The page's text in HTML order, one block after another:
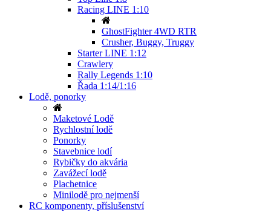
Racing LINE 1:10
GhostFighter 4WD RTR
Crusher, Buggy, Truggy
Starter LINE 1:12
Crawlery
Rally Legends 1:10
Řada 1:14/1:16
Lodě, ponorky
Maketové Lodě
Rychlostní lodě
Ponorky
Stavebnice lodí
Rybičky do akvária
Zavážecí lodě
Plachetnice
Minilodě pro nejmenší
RC komponenty, příslušenství